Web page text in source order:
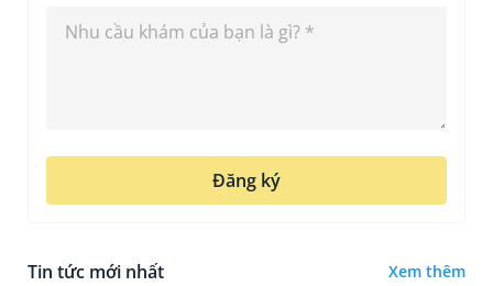
Đăng ký
Tin tức mới nhất Xem thêm